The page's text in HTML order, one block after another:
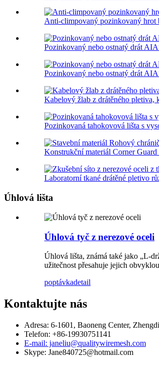
Anti-climpovaný pozinkovaný hrot
Pozinkovaný nebo ostnatý drát
Pozinkovaný nebo ostnatý drát
Kabelový žlab z drátěného pletiva,
Pozinkovaná tahokovová lišta s
Konstrukční materiál Corner Guard
Laboratorní tkané drátěné pletivo
Úhlová lišta
Úhlová tyč z nerezové oceli
Úhlová lišta, známá také jako „L-
užitečnost přesahuje jejich
poptávkadetail
Kontaktujte nás
Adresa: 6-1601, Baoneng Center,
Telefon: +86-19930751141
E-mail: janeliu@qualitywiremesh.com
Skype: Jane840725@hotmail.com